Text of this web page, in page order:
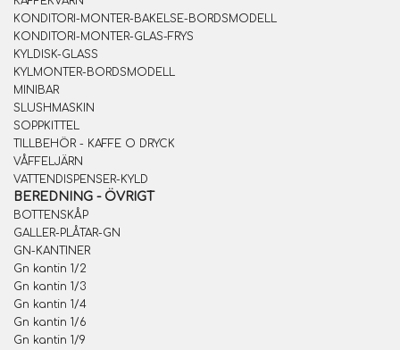
KONDITORI-MONTER-BAKELSE-BORDSMODELL
KONDITORI-MONTER-GLAS-FRYS
KYLDISK-GLASS
KYLMONTER-BORDSMODELL
MINIBAR
SLUSHMASKIN
SOPPKITTEL
TILLBEHÖR - KAFFE O DRYCK
VÅFFELJÄRN
VATTENDISPENSER-KYLD
BEREDNING - ÖVRIGT
BOTTENSKÅP
GALLER-PLÅTAR-GN
GN-KANTINER
Gn kantin 1/2
Gn kantin 1/3
Gn kantin 1/4
Gn kantin 1/6
Gn kantin 1/9